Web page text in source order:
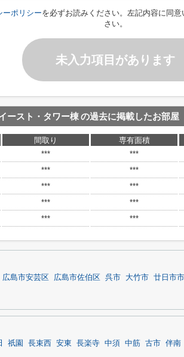
ーポリシーを必ずお読みください。左記内容に同
さい。
未入力項目があります
ースト・タワー棟の過去に掲載したお部屋
間取り 専有面積
*** ***
*** ***
*** ***
*** ***
*** ***
広島市安芸区 広島市佐伯区 呉市 大竹市 廿日市市
祇園 長束西 安東 長楽寺 中須 中筋 古市 伴南